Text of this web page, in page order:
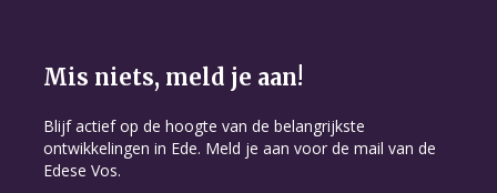
Mis niets, meld je aan!
Blijf actief op de hoogte van de belangrijkste
ontwikkelingen in Ede. Meld je aan voor de mail van de
Edese Vos.